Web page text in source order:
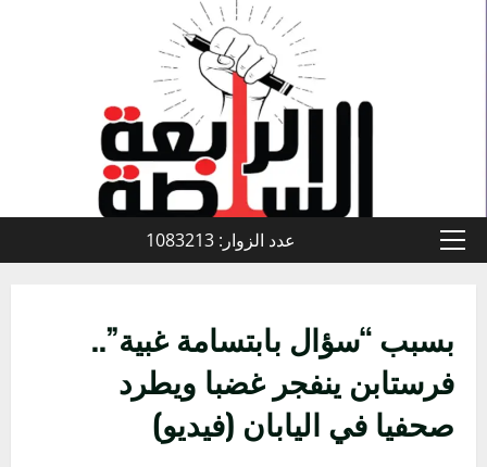
القائمة
عدد الزوار: 1083213
بسبب “سؤال بابتسامة غبية”..
فرستابن ينفجر غضبا ويطرد
صحفيا في اليابان (فيديو)